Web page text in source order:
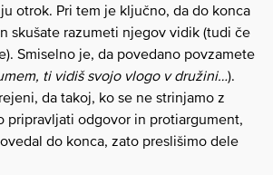
otrok. Pri tem je ključno, da do konca
skušate razumeti njegov vidik (tudi če
Smiselno je, da povedano povzamete
ti vidiš svojo vlogo v družini…).
da takoj, ko se ne strinjamo z
pripravljati odgovor in protiargument,
do konca, zato preslišimo dele